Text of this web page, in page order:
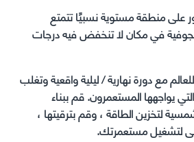
على منطقة مستوية نسبيًا تتمتع
في مكان لا تنخفض فيه درجات
مع دورة نهارية / ليلية واقعية وتغلب
يواجهها المستعمرون. قم ببناء
لتخزين الطاقة ، وقم بترقيتها ،
لتشغيل مستعمرتك.